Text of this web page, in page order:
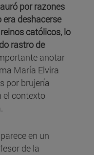
por razones
deshacerse
católicos, lo
rastro de
anotar
María Elvira
por brujería
el contexto
en un
de la